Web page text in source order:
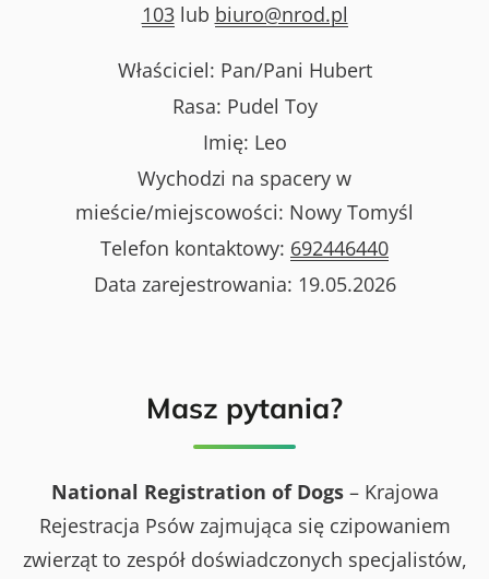
103lub biuro@nrod.pl
Właściciel: Pan/Pani Hubert
Rasa: Pudel Toy
Imię: Leo
Wychodzi na spacery w
mieście/miejscowości: Nowy Tomyśl
Telefon kontaktowy: 692446440
Data zarejestrowania: 19.05.2026
Masz pytania?
National Registration of Dogs– Krajowa
Rejestracja Psów zajmująca się czipowaniem
zwierząt to zespół doświadczonych specjalistów,